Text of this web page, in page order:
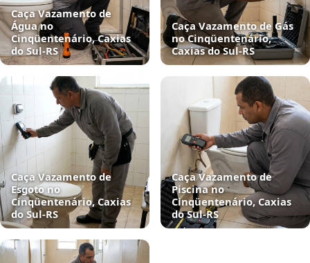
Caça Vazamento de
Água no
Cinqüentenário, Caxias
do Sul‑RS
Caça Vazamento de Gás
no Cinqüentenário,
Caxias do Sul‑RS
Caça Vazamento de
Esgoto no
Cinqüentenário, Caxias
do Sul‑RS
Caça Vazamento de
Piscina no
Cinqüentenário, Caxias
do Sul‑RS